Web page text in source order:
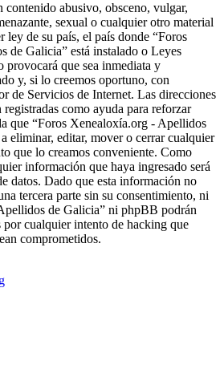
abusivo, obsceno, vulgar,
sexual o cualquier otro material
ley de su país, el país donde “Foros
de Galicia” está instalado o Leyes
provocará que sea inmediata y
y, si lo creemos oportuno, con
de Servicios de Internet. Las direcciones
como ayuda para reforzar
que “Foros Xenealoxía.org - Apellidos
eliminar, editar, mover o cerrar cualquier
que lo creamos conveniente. Como
información que haya ingresado será
datos. Dado que esta información no
tercera parte sin su consentimiento, ni
de Galicia” ni phpBB podrán
por cualquier intento de hacking que
comprometidos.